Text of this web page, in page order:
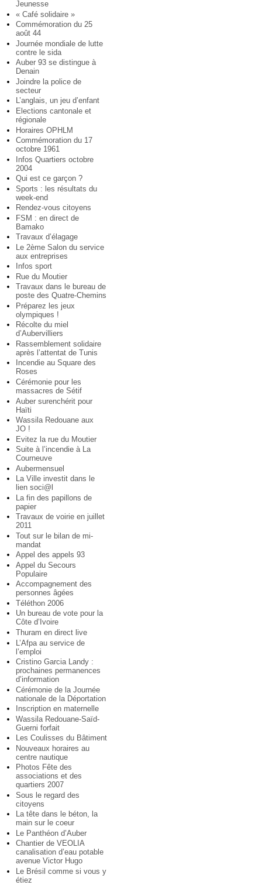
Jeunesse
« Café solidaire »
Commémoration du 25
août 44
Journée mondiale de lutte
contre le sida
Auber 93 se distingue à
Denain
Joindre la police de
secteur
L’anglais, un jeu d’enfant
Elections cantonale et
régionale
Horaires OPHLM
Commémoration du 17
octobre 1961
Infos Quartiers octobre
2004
Qui est ce garçon ?
Sports : les résultats du
week-end
Rendez-vous citoyens
FSM : en direct de
Bamako
Travaux d’élagage
Le 2ème Salon du service
aux entreprises
Infos sport
Rue du Moutier
Travaux dans le bureau de
poste des Quatre-Chemins
Préparez les jeux
olympiques !
Récolte du miel
d’Aubervilliers
Rassemblement solidaire
après l’attentat de Tunis
Incendie au Square des
Roses
Cérémonie pour les
massacres de Sétif
Auber surenchérit pour
Haïti
Wassila Redouane aux
JO !
Evitez la rue du Moutier
Suite à l’incendie à La
Courneuve
Aubermensuel
La Ville investit dans le
lien soci@l
La fin des papillons de
papier
Travaux de voirie en juillet
2011
Tout sur le bilan de mi-
mandat
Appel des appels 93
Appel du Secours
Populaire
Accompagnement des
personnes âgées
Téléthon 2006
Un bureau de vote pour la
Côte d’Ivoire
Thuram en direct live
L’Afpa au service de
l’emploi
Cristino Garcia Landy :
prochaines permanences
d’information
Cérémonie de la Journée
nationale de la Déportation
Inscription en maternelle
Wassila Redouane-Saïd-
Guerni forfait
Les Coulisses du Bâtiment
Nouveaux horaires au
centre nautique
Photos Fête des
associations et des
quartiers 2007
Sous le regard des
citoyens
La tête dans le béton, la
main sur le coeur
Le Panthéon d’Auber
Chantier de VEOLIA
canalisation d’eau potable
avenue Victor Hugo
Le Brésil comme si vous y
étiez